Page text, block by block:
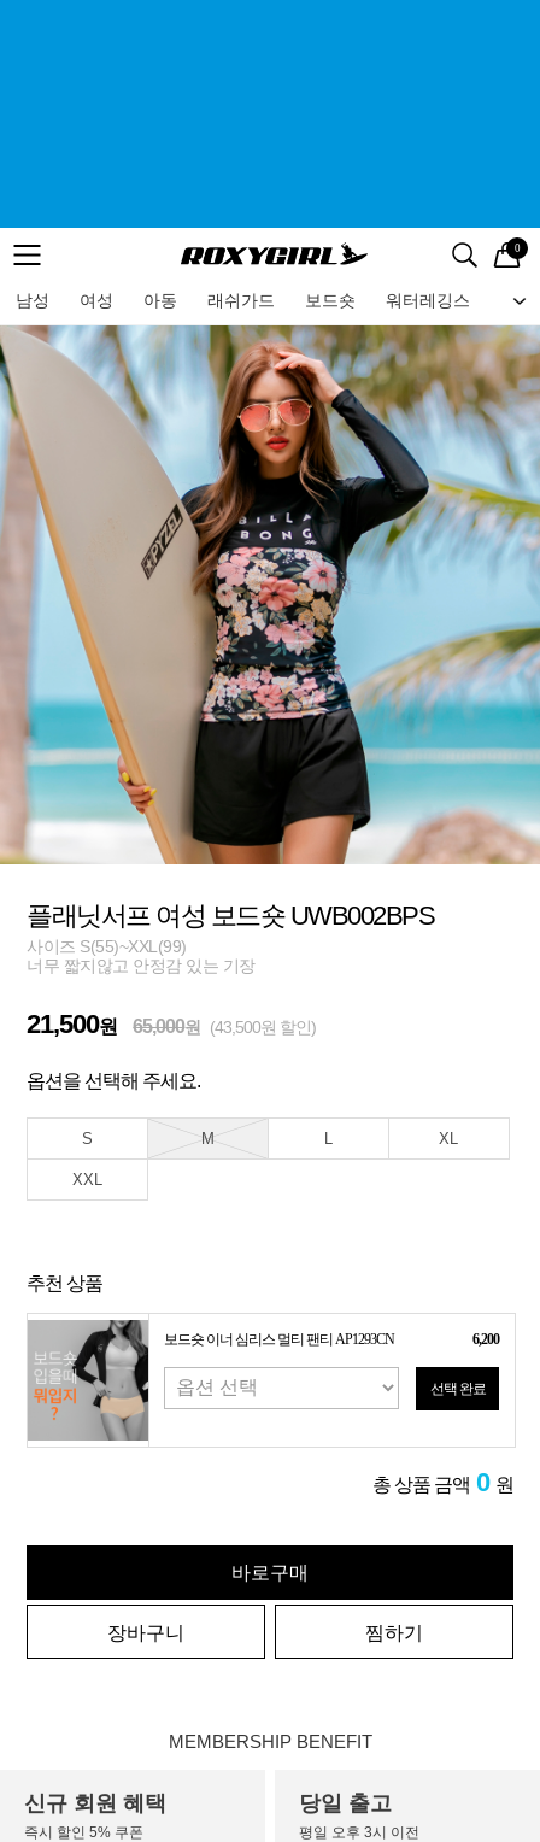
메뉴 검색
로고 0
남성 여성 아동 래쉬가드 보드숏 워터레깅스 비
메뉴
플래닛서프 여성 보드숏 UWB002BPS
사이즈 S(55)~XXL(99)
너무 짧지않고 안정감 있는 기장
21,500원 65,000원 (43,500원 할인)
옵션을 선택해 주세요.
S M L XL
XXL
추천 상품
보드숏 이너 심리스 멀티 팬티 AP1293CN 6,200
선택 완료
총 상품 금액 0 원
바로구매
장바구니 찜하기
MEMBERSHIP BENEFIT
신규 회원 혜택
즉시 할인 5% 쿠폰
당일 출고
평일 오후 3시 이전